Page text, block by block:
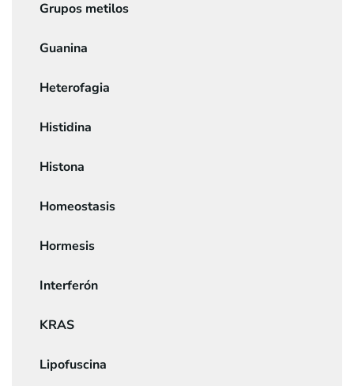
Grupos metilos
Guanina
Heterofagia
Histidina
Histona
Homeostasis
Hormesis
Interferón
KRAS
Lipofuscina